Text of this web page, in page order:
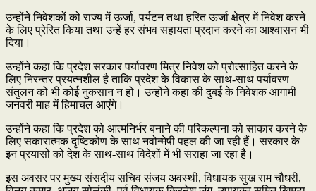
उन्होंने निवेशकों को राज्य में ऊर्जा, पर्यटन तथा हरित ऊर्जा क्षेत्र में निवेश करने
के लिए प्रेरित किया तथा उन्हें हर संभव सहायता प्रदान करने का आश्वासन भी
दिया।
उन्होंने कहा कि प्रदेश सरकार पर्यावरण मित्र निवेश को प्रोत्साहित करने के
लिए निरन्तर प्रयत्नशील है ताकि प्रदेश के विकास के साथ-साथ पर्यावरण
संतुलन को भी कोई नुकसान न हो। उन्होंने कहा की दुबई के निवेशक आगामी
जनवरी माह में हिमाचल आएंगे।
उन्होंने कहा कि प्रदेश को आत्मनिर्भर बनाने की परिकल्पना को साकार करने के
लिए सकारात्मक दृष्टिकोण के साथ नवोन्मेषी पहल की जा रही हैं। सरकार के
इन प्रयासों को देश के साथ-साथ विदेशों में भी सराहा जा रहा है।
इस अवसर पर मुख्य संसदीय सचिव संजय अवस्थी, विधायक सुख राम चौधरी,